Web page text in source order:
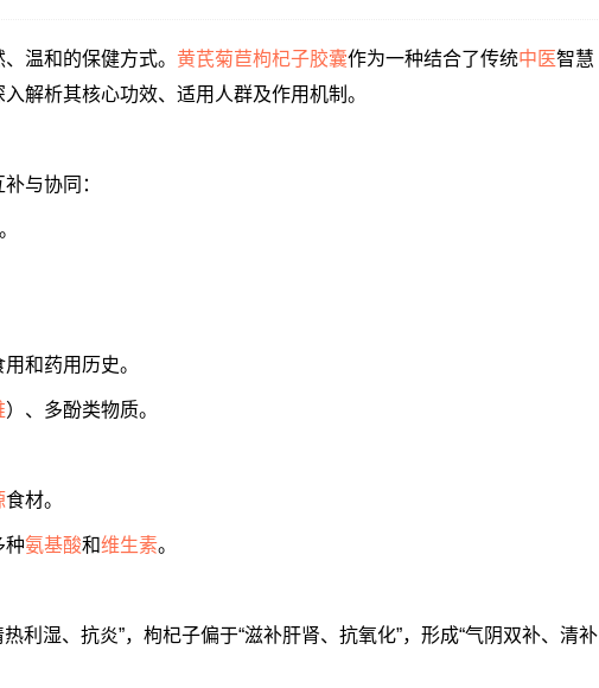
温和的保健方式。 黄芪菊苣枸杞子胶囊作为一种结合了传统中医智慧
解析其核心功效、适用人群及作用机制。
与协同：
和药用历史。
）、多酚类物质。
食材。
种氨基酸和维生素。
利湿、抗炎”，枸杞子偏于“滋补肝肾、抗氧化”，形成“气阴双补、清补